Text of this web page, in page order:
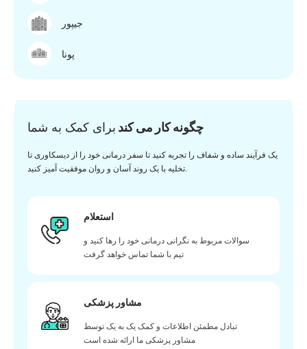
جیپور
پونا
چگونه کار می کند برای کمک به شما
یک فرآیند ساده و شفاف را تجربه کنید تا سفر درمانی خود را از دیسکاوری تا
تخلیه با یک روند آسان و روان موفقیت آمیز کنید.
استعلام
سوالات مربوط به نگرانی درمانی خود را رها کنید و
تیم با شما تماس خواهد گرفت
مشاور پزشکی
تبادل مطمئن اطلاعات و کمک یک به یک توسط
مشاور پزشکی ما ارائه شده است